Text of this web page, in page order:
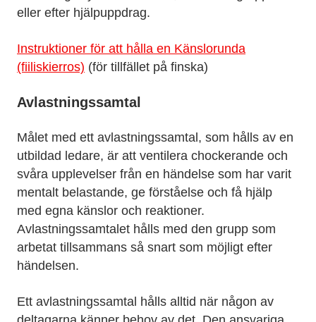
eller efter hjälpuppdrag.
Instruktioner för att hålla en Känslorunda
(fiiliskierros) (för tillfället på finska)
Avlastningssamtal
Målet med ett avlastningssamtal, som hålls av en
utbildad ledare, är att ventilera chockerande och
svåra upplevelser från en händelse som har varit
mentalt belastande, ge förståelse och få hjälp
med egna känslor och reaktioner.
Avlastningssamtalet hålls med den grupp som
arbetat tillsammans så snart som möjligt efter
händelsen.
Ett avlastningssamtal hålls alltid när någon av